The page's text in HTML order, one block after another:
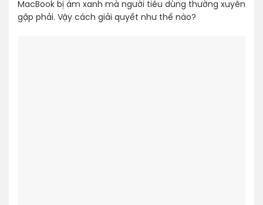
MacBook bị ám xanh mà người tiêu dùng thường xuyên
gặp phải. Vậy cách giải quyết như thế nào?